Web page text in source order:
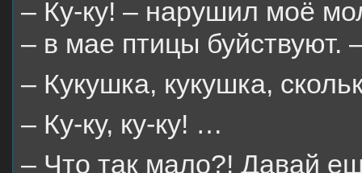
– Ку-ку! – нарушил моё
– в мае птицы буйствуют.
– Кукушка, кукушка,
– Ку-ку, ку-ку! …
– Что так мало?! Давай